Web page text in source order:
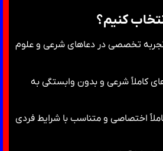
کنیم؟
تخصصی در دعاهای شرعی و علوم
کاملاً شرعی و بدون وابستگی به
اختصاصی و متناسب با شرایط فردی